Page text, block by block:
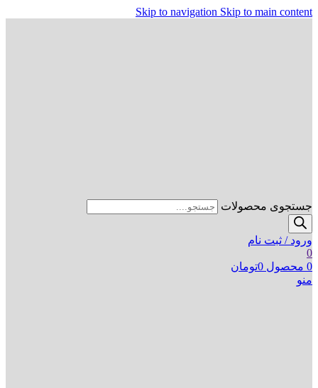
Skip to navigation Skip to main content
جستجوی محصولات
ورود / ثبت نام
0
0 محصول 0تومان
منو